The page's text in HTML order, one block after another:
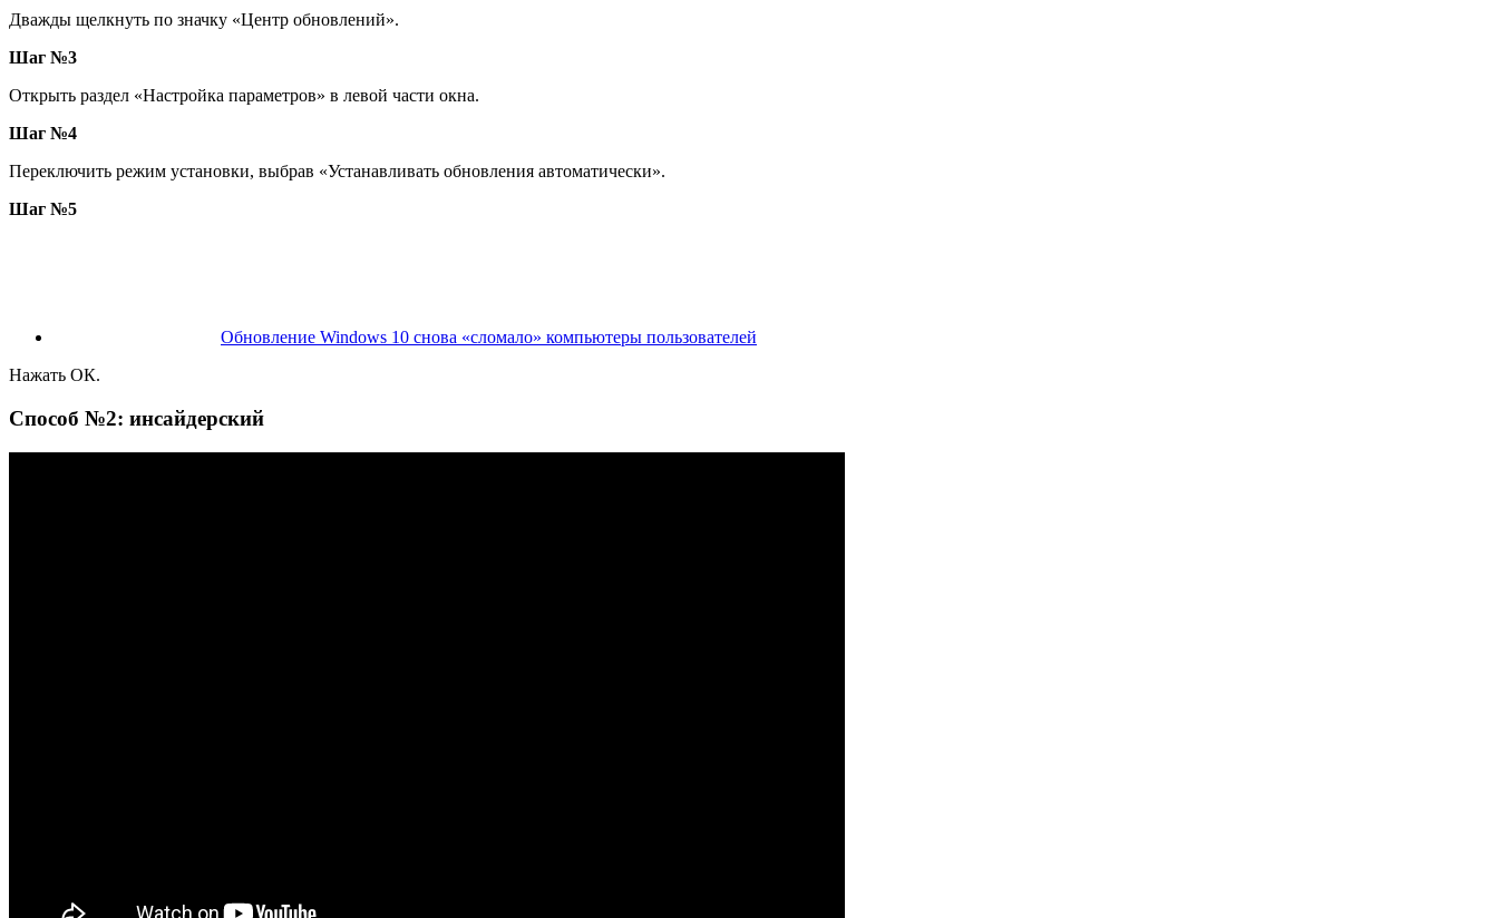
Дважды щелкнуть по значку «Центр обновлений».
Шаг №3
Открыть раздел «Настройка параметров» в левой части окна.
Шаг №4
Переключить режим установки, выбрав «Устанавливать обновления автоматически».
Шаг №5
Обновление Windows 10 снова «сломало» компьютеры пользователей
Нажать ОК.
Способ №2: инсайдерский